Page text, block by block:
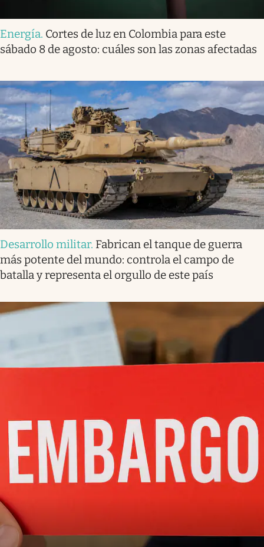
Energía. Cortes de luz en Colombia para este
sábado 8 de agosto: cuáles son las zonas afectadas
Desarrollo militar. Fabrican el tanque de guerra
más potente del mundo: controla el campo de
batalla y representa el orgullo de este país